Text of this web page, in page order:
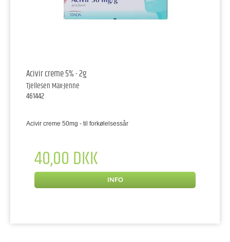
Acivir creme 5% - 2g
Tjellesen Max-Jenne
461442
Acivir creme 50mg - til forkølelsessår
40,00 DKK
INFO